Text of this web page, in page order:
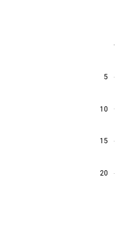
14
20
10
15
5